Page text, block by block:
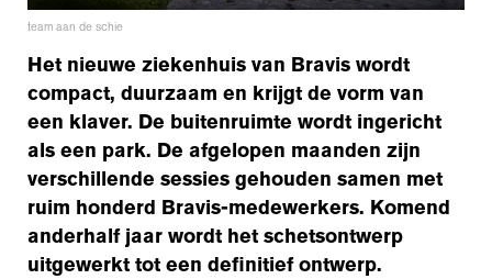
team aan de schie
Het nieuwe ziekenhuis van Bravis wordt
compact, duurzaam en krijgt de vorm van
een klaver. De buitenruimte wordt ingericht
als een park. De afgelopen maanden zijn
verschillende sessies gehouden samen met
ruim honderd Bravis-medewerkers. Komend
anderhalf jaar wordt het schetsontwerp
uitgewerkt tot een definitief ontwerp.